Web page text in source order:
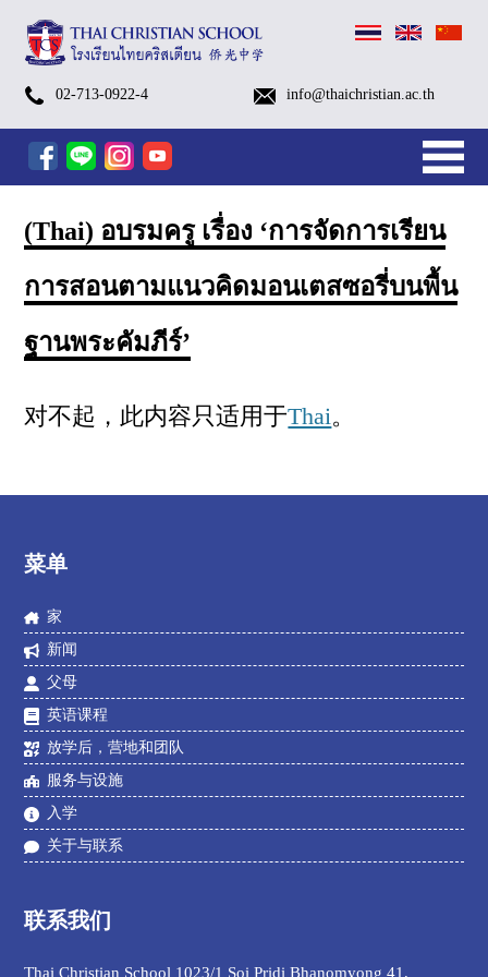
02-713-0922-4
info@thaichristian.ac.th
(Thai)
ค่าย
ความ
พร้อม
(Prep
Camp)
(Thai)
G.1-
Summer
Camp
2026
(Thai)
Kindergarten
Camp
2026
(Thai)
Open
ระดับ
ประถม
ศึกษา
(Thai)
Open
ปฐมวัย
รอบ
พิเศษ
(Thai)
TCS
House
2025
–
ครั้ง
2
(Thai)
TCS
Camp
2025(Grade
1
–
(Thai)
TCS
Camp
2025
(Pre-
K
K.3)
(Thai)
อบรม
ปฏิบัติ
การ
AI
Tools
ครู
ยุค
More…
School
Calendar
Year
2025
Pay
the
fee
via
mobile
banking
(Thai)
ตัวอย่าง
นักเรียน
Payment
Methods
More…
课
Kindergarten
(Pre-
–
KG)
Primary
Level
–
G.6)
Secondary
Level
–
G.12)
后，
地
和
团
队
After
School
FORM
[1/2026]
Kindergarten
After
[1/2026]
After
School
[1/2026]
Edutainment
Programs
Small
Groups
&
Chi.)
[1/2026]
TCS
FOOTBALL
TCS
SWIMMING
与
施
School
Bus
Swimming
Classes
Library
School
Nurse
Brochures
Admissions
Process
Visa
for
Students
与
系
Alumni
EP1-
TCS
Talk
BB
and
(Chaplain
Dept.)
Contact
Information
History
Identity
&
Organization
Chart
TCSS
(Thai
Sapanluang
School)
Sapan
Luang
(Thai) อบรมครู เรื่อง ‘การจัดการเรียน
การสอนตามแนวคิดมอนเตสซอรี่บนพื้น
ฐานพระคัมภีร์’
对不起，此内容只适用于Thai。
菜单
家
新闻
父母
英语课程
放学后，营地和团队
服务与设施
入学
关于与联系
联系我们
Thai Christian School 1023/1 Soi Pridi Bhanomyong 41,